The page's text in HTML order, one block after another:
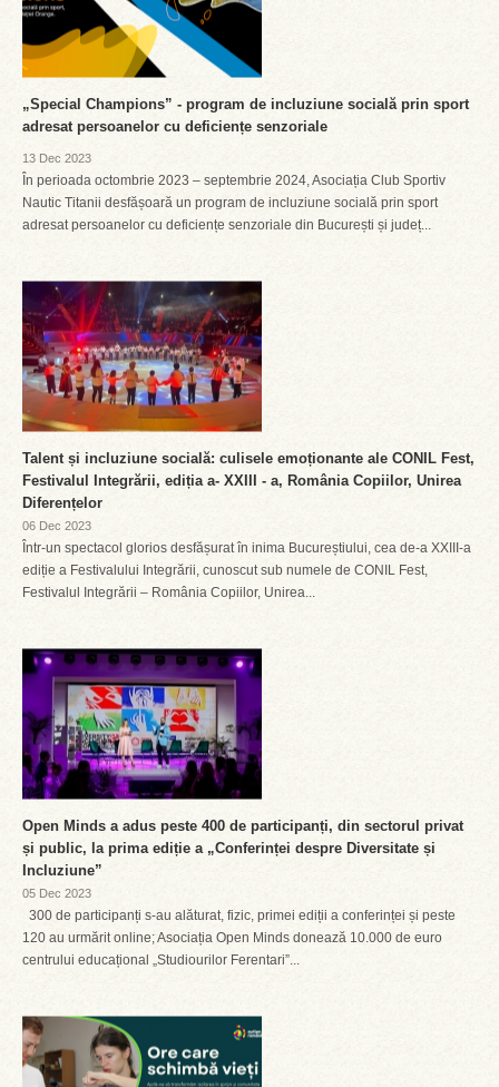
„Special Champions” - program de incluziune socială prin sport
adresat persoanelor cu deficiențe senzoriale
13 Dec 2023
În perioada octombrie 2023 – septembrie 2024, Asociația Club Sportiv
Nautic Titanii desfășoară un program de incluziune socială prin sport
adresat persoanelor cu deficiențe senzoriale din București și județ...
Talent și incluziune socială: culisele emoționante ale CONIL Fest,
Festivalul Integrării, ediția a- XXIII - a, România Copiilor, Unirea
Diferențelor
06 Dec 2023
Într-un spectacol glorios desfășurat în inima Bucureștiului, cea de-a XXIII-a
ediție a Festivalului Integrării, cunoscut sub numele de CONIL Fest,
Festivalul Integrării – România Copiilor, Unirea...
Open Minds a adus peste 400 de participanți, din sectorul privat
și public, la prima ediție a „Conferinței despre Diversitate și
Incluziune”
05 Dec 2023
300 de participanți s-au alăturat, fizic, primei ediții a conferinței și peste
120 au urmărit online; Asociația Open Minds donează 10.000 de euro
centrului educațional „Studiourilor Ferentari”...